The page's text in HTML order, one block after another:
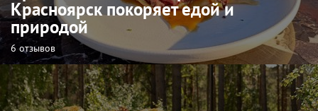
Красноярск покоряет едой и
природой
6 отзывов